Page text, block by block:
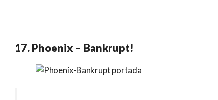
17. Phoenix – Bankrupt!